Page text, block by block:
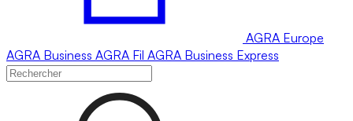
AGRA Europe
AGRA Business AGRA Fil AGRA Business Express